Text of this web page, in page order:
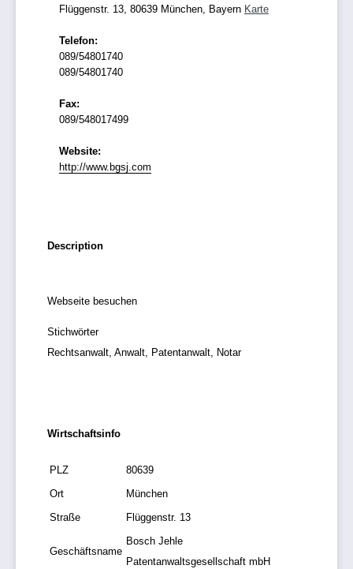
Flüggenstr. 13, 80639 München, Bayern Karte
Telefon:
089/54801740
089/54801740
Fax:
089/548017499
Website:
http://www.bgsj.com
Description
Webseite besuchen
Stichwörter
Rechtsanwalt, Anwalt, Patentanwalt, Notar
Wirtschaftsinfo
PLZ
80639
Ort
München
Straße
Flüggenstr. 13
Geschäftsname
Bosch Jehle
Patentanwaltsgesellschaft mbH